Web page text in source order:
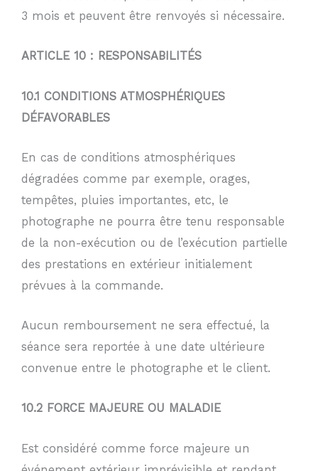
3 mois et peuvent être renvoyés si nécessaire.
ARTICLE 10 : RESPONSABILITÉS
10.1 CONDITIONS ATMOSPHÉRIQUES
DÉFAVORABLES
En cas de conditions atmosphériques
dégradées comme par exemple, orages,
tempêtes, pluies importantes, etc, le
photographe ne pourra être tenu responsable
de la non-exécution ou de l’exécution partielle
des prestations en extérieur initialement
prévues à la commande.
Aucun remboursement ne sera effectué, la
séance sera reportée à une date ultérieure
convenue entre le photographe et le client.
10.2 FORCE MAJEURE OU MALADIE
Est considéré comme force majeure un